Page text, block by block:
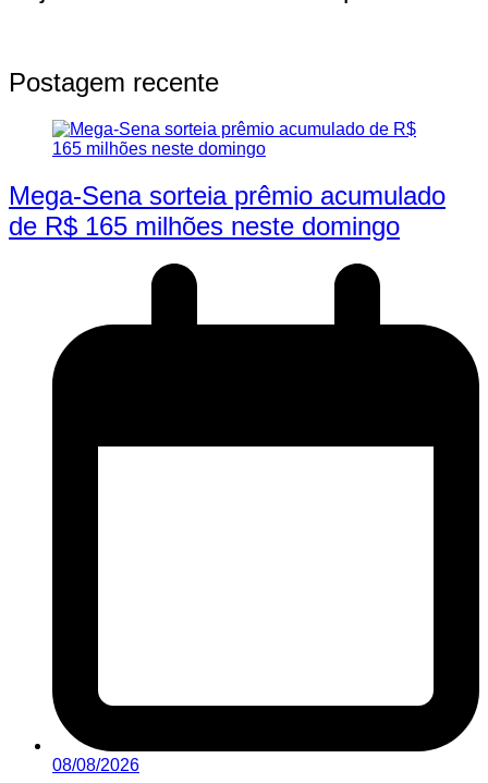
Postagem recente
Mega-Sena sorteia prêmio acumulado
de R$ 165 milhões neste domingo
08/08/2026